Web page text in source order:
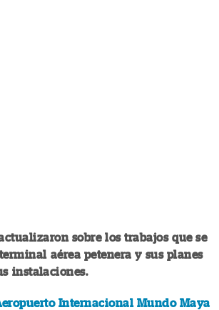
sobre los trabajos que se
aérea petenera y sus planes
instalaciones.
Internacional Mundo Maya